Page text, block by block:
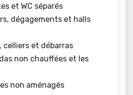
et WC séparés
dégagements et halls
celliers et débarras
non chauffées et les
non aménagés